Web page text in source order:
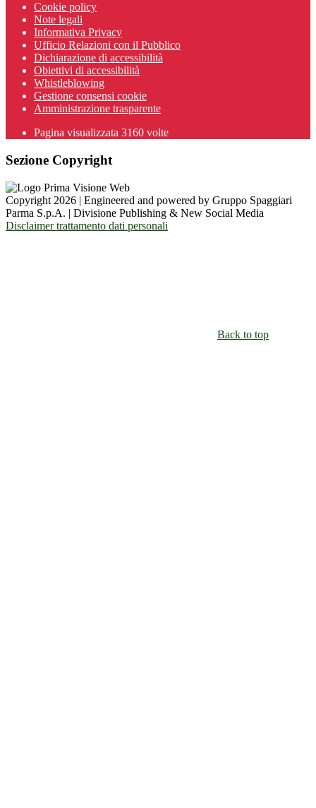
Cookie policy
Note legali
Informativa Privacy
Ufficio Relazioni con il Pubblico
Dichiarazione di accessibilità
Obiettivi di accessibilità
Whistleblowing
Gestione consensi cookie
Amministrazione trasparente
Pagina visualizzata 3160 volte
Sezione Copyright
Copyright 2026 | Engineered and powered by Gruppo Spaggiari
Parma S.p.A. | Divisione Publishing & New Social Media
Disclaimer trattamento dati personali
Back to top